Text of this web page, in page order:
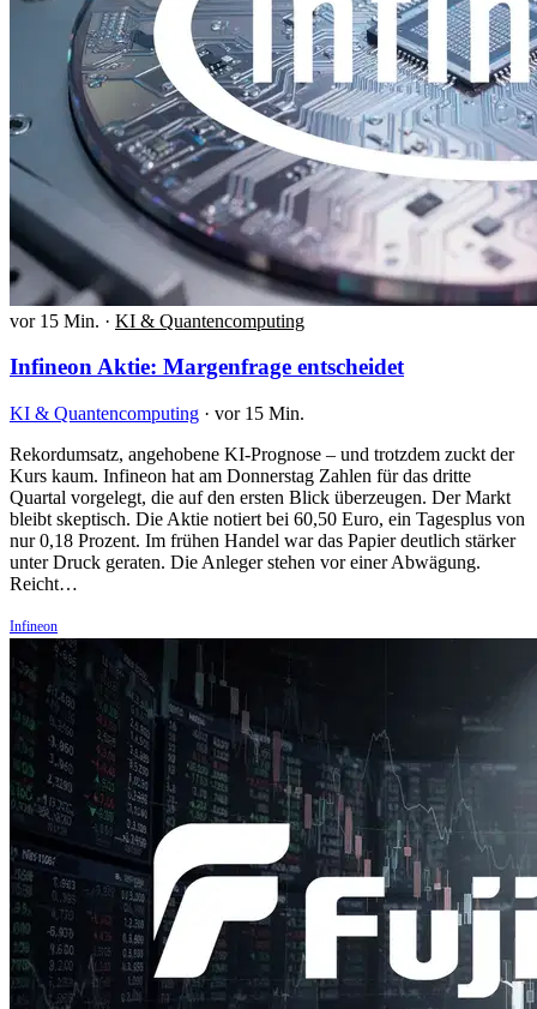
vor 15 Min. · KI & Quantencomputing
Infineon Aktie: Margenfrage entscheidet
KI & Quantencomputing · vor 15 Min.
Rekordumsatz, angehobene KI-Prognose – und trotzdem zuckt der
Kurs kaum. Infineon hat am Donnerstag Zahlen für das dritte
Quartal vorgelegt, die auf den ersten Blick überzeugen. Der Markt
bleibt skeptisch. Die Aktie notiert bei 60,50 Euro, ein Tagesplus von
nur 0,18 Prozent. Im frühen Handel war das Papier deutlich stärker
unter Druck geraten. Die Anleger stehen vor einer Abwägung.
Reicht…
Infineon